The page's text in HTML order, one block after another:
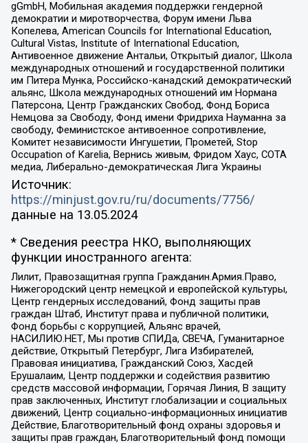
gGmbH, Мобильная академия поддержки гендерной
демократии и миротворчества, Форум имени Льва
Копелева, American Councils for International Education,
Cultural Vistas, Institute of International Education,
Антивоенное движение Антальи, Открытый диалог, Школа
международных отношений и государственной политики
им Питера Мунка, Российско-канадский демократический
альянс, Школа международных отношений им Нормана
Патерсона, Центр Гражданских Свобод, Фонд Бориса
Немцова за Свободу, Фонд имени Фридриха Науманна за
свободу, Феминистское антивоенное сопротивление,
Комитет независимости Ингушетии, Прометей, Stop
Occupation of Karelia, Вернись живым, Фридом Хаус, СОТА
медиа, Либерально-демократическая Лига Украины
Источник:
https://minjust.gov.ru/ru/documents/7756/
данные на 13.05.2024
* Сведения реестра НКО, выполняющих
функции иностранного агента:
Лилит, Правозащитная группа Гражданин.Армия.Право,
Нижегородский центр немецкой и европейской культуры,
Центр гендерных исследований, Фонд защиты прав
граждан Штаб, Институт права и публичной политики,
Фонд борьбы с коррупцией, Альянс врачей,
НАСИЛИЮ.НЕТ, Мы против СПИДа, СВЕЧА, Гуманитарное
действие, Открытый Петербург, Лига Избирателей,
Правовая инициатива, Гражданский Союз, Хасдей
Ерушалаим, Центр поддержки и содействия развитию
средств массовой информации, Горячая Линия, В защиту
прав заключенных, Институт глобализации и социальных
движений, Центр социально-информационных инициатив
Действие, Благотворительный фонд охраны здоровья и
защиты прав граждан, Благотворительный фонд помощи